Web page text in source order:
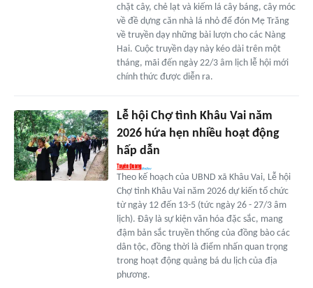
chặt cây, chẻ lạt và kiếm lá cây báng, cây móc
về đề dựng căn nhà lá nhỏ để đón Mẹ Trăng
về truyền dạy những bài lượn cho các Nàng
Hai. Cuộc truyền dạy này kéo dài trên một
tháng, mãi đến ngày 22/3 âm lịch lễ hội mới
chính thức được diễn ra.
Lễ hội Chợ tình Khâu Vai năm
2026 hứa hẹn nhiều hoạt động
hấp dẫn
Theo kế hoạch của UBND xã Khâu Vai, Lễ hội
Chợ tình Khâu Vai năm 2026 dự kiến tổ chức
từ ngày 12 đến 13-5 (tức ngày 26 - 27/3 âm
lịch). Đây là sự kiện văn hóa đặc sắc, mang
đậm bản sắc truyền thống của đồng bào các
dân tộc, đồng thời là điểm nhấn quan trọng
trong hoạt động quảng bá du lịch của địa
phương.